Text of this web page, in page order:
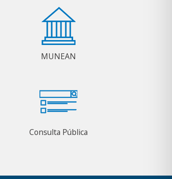
MUNEAN
Consulta Pública